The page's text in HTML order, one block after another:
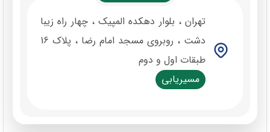
درمان اختلالات اضطرابی و استرس ( اضطراب منتشر
، حمله پانیک ، استرس پس از سانحه )
درمان اختلالات خواب ( بی خوابی ، کابوس شبانه و
تهران ، بلوار دهکده المپیک ، چهار راه زیبا
دشت ، روبروی مسجد امام رضا ، پلاک 16
طبقات اول و دوم
مسیریابی